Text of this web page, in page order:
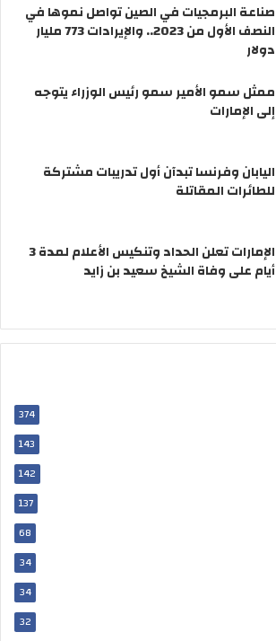
صناعة البرمجيات في الصين تواصل نموها في
النصف الأول من 2023.. والإيرادات 773 مليار
دولار
ممثل سمو الأمير سمو رئيس الوزراء يتوجه
إلى الإمارات
اليابان وفرنسا تبدآن أول تدريبات مشتركة
للطائرات المقاتلة
الإمارات تعلن الحداد وتنكيس الأعلام لمدة 3
أيام على وفاة الشيخ سعيد بن زايد
374
143
142
137
68
34
34
32